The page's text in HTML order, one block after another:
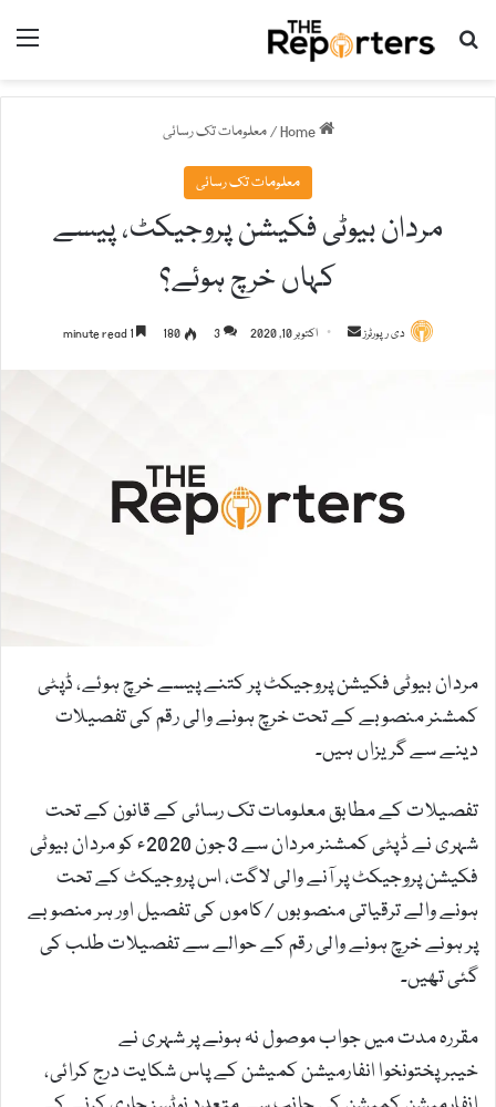
Search for
Home
/معلومات تک رسائی
معلومات تک رسائی
مردان بیوٹی فکیشن پروجیکٹ، پیسے
کہاں خرچ ہوئے؟
دی رپورٹرز
e
m
اکتوبر 10, 2020 3
180
مردان بیوٹی فکیشن پروجیکٹ پر کتنے پیسے خرچ ہوئے، ڈپٹی
کمشنر منصوبے کے تحت خرچ ہونے والی رقم کی تفصیلات
دینے سے گریزاں ہیں۔
تفصیلات کے مطابق معلومات تک رسائی کے قانون کے تحت
شہری نے ڈپٹی کمشنر مردان سے 3جون 2020ء کو مردان بیوٹی
فکیشن پروجیکٹ پر آنے والی لاگت، اس پروجیکٹ کے تحت
ہونے والے ترقیاتی منصوبوں /کاموں کی تفصیل اور ہر منصوبے
پر ہونے خرچ ہونے والی رقم کے حوالے سے تفصیلات طلب کی
گئی تھیں۔
مقررہ مدت میں جواب موصول نہ ہونے پر شہری نے
خیبرپختونخوا انفارمیشن کمیشن کے پاس شکایت درج کرائی،